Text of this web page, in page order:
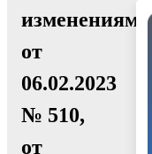
изменениями
от
06.02.2023
№ 510,
от